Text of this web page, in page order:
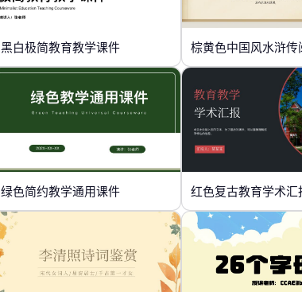
黑白极简教育教学课件 棕黄色中国风水浒传
绿色简约教学通用课件 红色复古教育学术汇